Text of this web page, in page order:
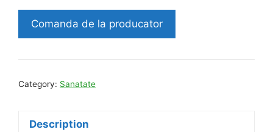
370,00 lei.185,00 lei.
Comanda de la producator
Category: Sanatate
Description